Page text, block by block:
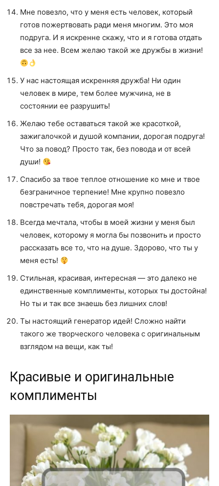
Мне повезло, что у меня есть человек, который
готов пожертвовать ради меня многим. Это моя
подруга. И я искренне скажу, что и я готова отдать
все за нее. Всем желаю такой же дружбы в жизни!
У нас настоящая искренняя дружба! Ни один
человек в мире, тем более мужчина, не в
состоянии ее разрушить!
Желаю тебе оставаться такой же красоткой,
зажигалочкой и душой компании, дорогая подруга!
Что за повод? Просто так, без повода и от всей
души!
Спасибо за твое теплое отношение ко мне и твое
безграничное терпение! Мне крупно повезло
повстречать тебя, дорогая моя!
Всегда мечтала, чтобы в моей жизни у меня был
человек, которому я могла бы позвонить и просто
рассказать все то, что на душе. Здорово, что ты у
меня есть!
Стильная, красивая, интересная — это далеко не
единственные комплименты, которых ты достойна!
Но ты и так все знаешь без лишних слов!
Ты настоящий генератор идей! Сложно найти
такого же творческого человека с оригинальным
взглядом на вещи, как ты!
Красивые и оригинальные
комплименты